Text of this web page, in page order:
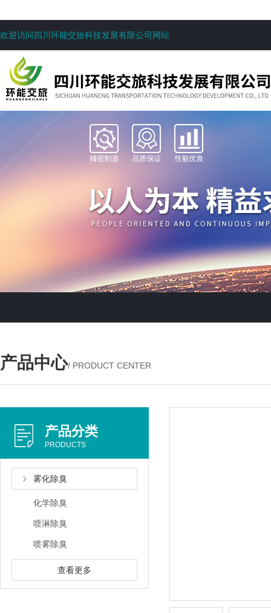
欢迎访问四川环能交旅科技发展有限公司网站
产品中心/ PRODUCT CENTER
产品分类
PRODUCTS
雾化除臭
化学除臭
喷淋除臭
喷雾除臭
查看更多